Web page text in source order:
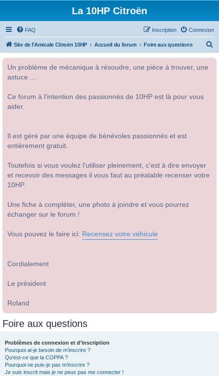
La 10HP Citroën
FAQ Connexion
Inscription
Site de l'Amicale Citroën 10HP Accueil du forum Foire aux questions
Un problème de mécanique à résoudre, une pièce à trouver, une
astuce ....
Ce forum à l'intention des passionnés de 10HP est là pour vous
aider.
Il est géré par une équipe de bénévoles passionnés et est
entièrement gratuit.
Toutefois si vous voulez l'utiliser pleinement, c'est à dire envoyer
et recevoir des messages il vous faut au préalable recenser votre
10HP.
Une fiche à compléter, une photo à joindre et vous pourrez
échanger sur le forum !
Vous pouvez le faire ici: Recensez votre véhicule
Cordialement
Le président
Roland
Foire aux questions
Problèmes de connexion et d’inscription
Pourquoi ai-je besoin de m’inscrire ?
Qu’est-ce que la COPPA ?
Pourquoi ne puis-je pas m’inscrire ?
Je suis inscrit mais je ne peux pas me connecter !